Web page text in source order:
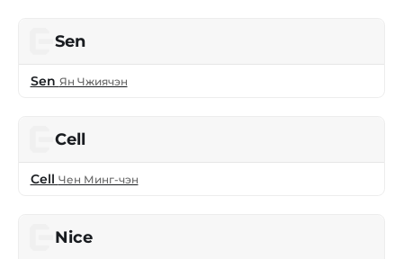
Sen
Sen Ян Чжиячэн
Cell
Cell Чен Минг-чэн
Nice